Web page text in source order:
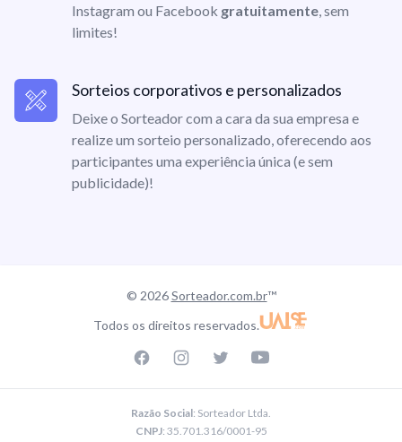
Instagram ou Facebook gratuitamente, sem
limites!
Sorteios corporativos e personalizados
Deixe o Sorteador com a cara da sua empresa e
realize um sorteio personalizado, oferecendo aos
participantes uma experiência única (e sem
publicidade)!
© 2026Sorteador.com.br™
Todos os direitos reservados.
Razão Social: Sorteador Ltda.
CNPJ: 35.701.316/0001-95